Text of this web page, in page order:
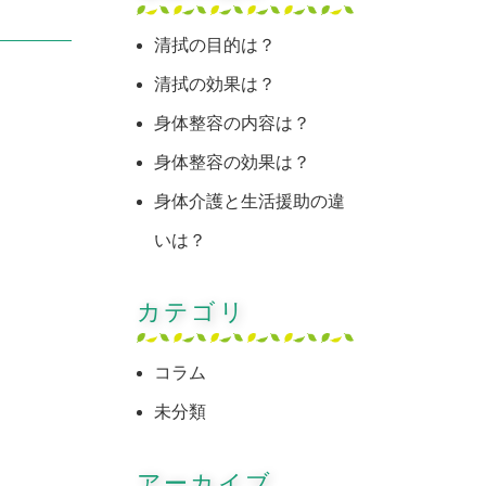
清拭の目的は？
清拭の効果は？
身体整容の内容は？
身体整容の効果は？
身体介護と生活援助の違
いは？
カテゴリ
コラム
未分類